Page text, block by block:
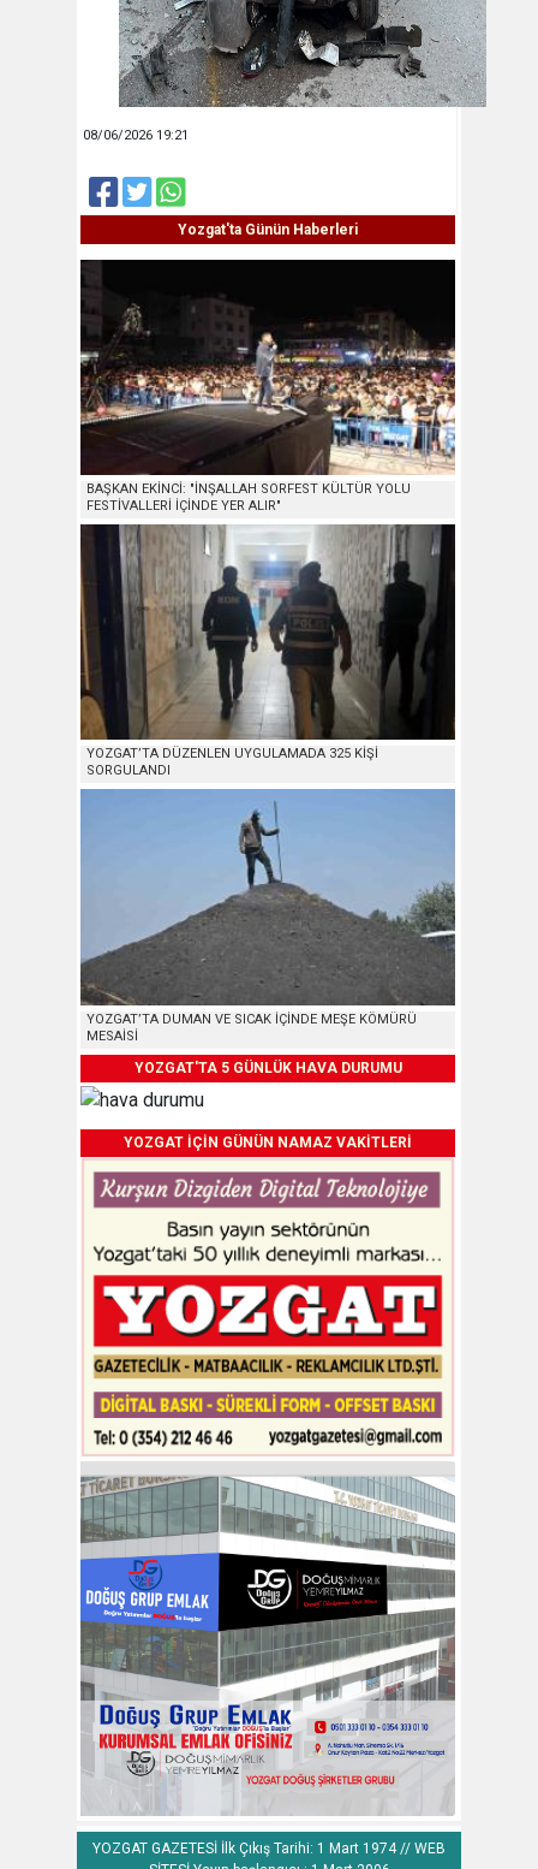
08/06/2026 19:21
Yozgat'ta Günün Haberleri
BAŞKAN EKİNCİ: "İNŞALLAH SORFEST KÜLTÜR YOLU
FESTİVALLERİ İÇİNDE YER ALIR"
YOZGAT’TA DÜZENLEN UYGULAMADA 325 KİŞİ
SORGULANDI
YOZGAT’TA DUMAN VE SICAK İÇİNDE MEŞE KÖMÜRÜ
MESAİSİ
YOZGAT'TA 5 GÜNLÜK HAVA DURUMU
YOZGAT İÇİN GÜNÜN NAMAZ VAKİTLERİ
YOZGAT GAZETESİ İlk Çıkış Tarihi: 1 Mart 1974 // WEB